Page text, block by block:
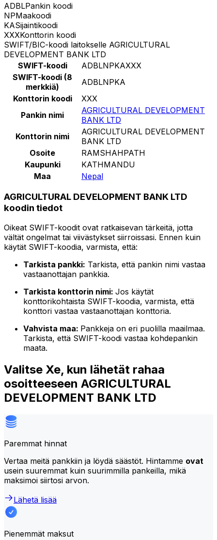
ADBLPankin koodi
NPMaakoodi
KASijaintikoodi
XXXKonttorin koodi
SWIFT/BIC-koodi laitokselle AGRICULTURAL
DEVELOPMENT BANK LTD
SWIFT-koodi
ADBLNPKAXXX
SWIFT-koodi (8
merkkiä)
ADBLNPKA
Konttorin koodi
XXX
Pankin nimi
AGRICULTURAL DEVELOPMENT
BANK LTD
Konttorin nimi
AGRICULTURAL DEVELOPMENT
BANK LTD
Osoite
RAMSHAHPATH
Kaupunki
KATHMANDU
Maa
Nepal
AGRICULTURAL DEVELOPMENT BANK LTD
koodin tiedot
Oikeat SWIFT-koodit ovat ratkaisevan tärkeitä, jotta
vältät ongelmat tai viivästykset siirroissasi. Ennen kuin
käytät SWIFT-koodia, varmista, että:
Tarkista pankki: Tarkista, että pankin nimi vastaa
vastaanottajan pankkia.
Tarkista konttorin nimi: Jos käytät
konttorikohtaista SWIFT-koodia, varmista, että
konttori vastaa vastaanottajan konttoria.
Vahvista maa: Pankkeja on eri puolilla maailmaa.
Tarkista, että SWIFT-koodi vastaa kohdepankin
maata.
Valitse Xe, kun lähetät rahaa
osoitteeseen AGRICULTURAL
DEVELOPMENT BANK LTD
Paremmat hinnat
Vertaa meitä pankkiin ja löydä säästöt. Hintamme ovat
usein suuremmat kuin suurimmilla pankeilla, mikä
maksimoi siirtosi arvon.
Lähetä lisää
Pienemmät maksut